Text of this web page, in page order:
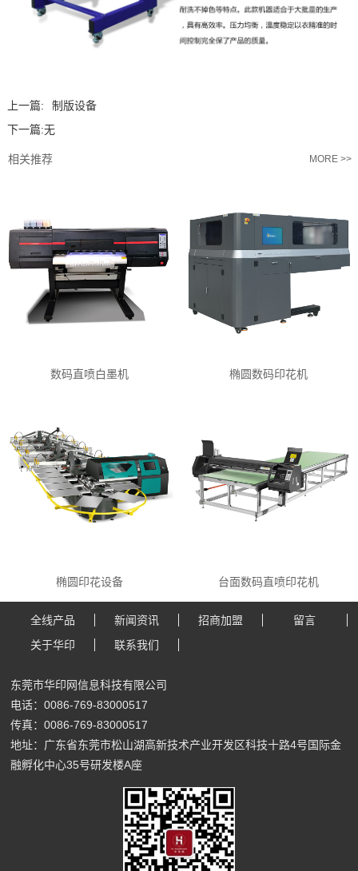
上一篇:
制版设备
下一篇:无
相关推荐 MORE >>
数码直喷白墨机 椭圆数码印花机
椭圆印花设备 台面数码直喷印花机
全线产品 新闻资讯 招商加盟
留言
关于华印
联系我们
东莞市华印网信息科技有限公司
电话：0086-769-83000517
传真：0086-769-83000517
地址：广东省东莞市松山湖高新技术产业开发区科技十路4号国际金
融孵化中心35号研发楼A座